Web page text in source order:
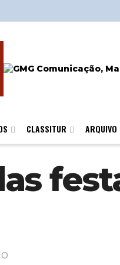
CLASSITUR ARQUIVO